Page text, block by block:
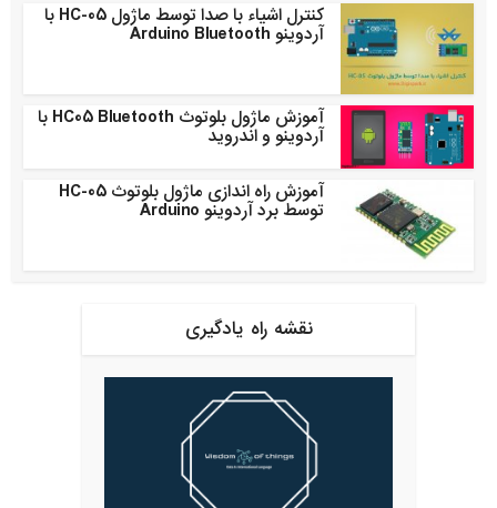
کنترل اشیاء با صدا توسط ماژول HC-05 با
آردوینو Arduino Bluetooth
آموزش ماژول بلوتوث HC05 Bluetooth با
آردوینو و اندروید
آموزش راه اندازی ماژول بلوتوث HC-05
توسط برد آردوینو Arduino
نقشه راه یادگیری